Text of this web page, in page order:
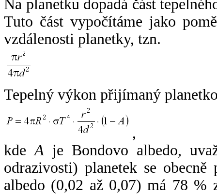
Na planetku dopadá část
Tuto část vypočítáme jako
vzdálenosti planetky, tzn.
Tepelný výkon přijímaný
,
kdeA je Bondovo albedo,
odrazivosti) planetek se
albedo (0,02 až 0,07) má 78 %